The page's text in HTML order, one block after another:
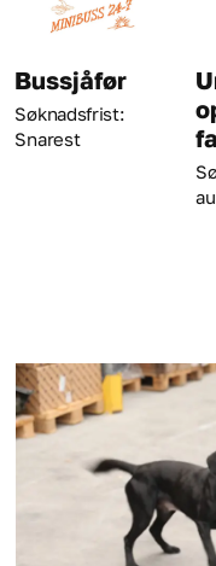
Underviser -
operative
fagområder
Søknadsfrist: 26.